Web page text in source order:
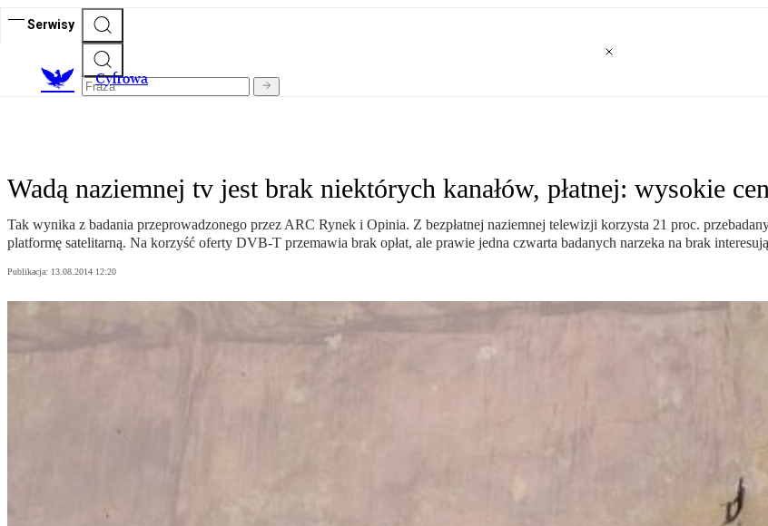
Serwisy
Cyfrowa
Wadą naziemnej tv jest brak niektórych kanałów, płatnej: wysokie
Tak wynika z badania przeprowadzonego przez ARC Rynek i Opinia. Z bezpłatnej naziemnej telewizji korzysta 21 proc.
platformę satelitarną. Na korzyść oferty DVB-T przemawia brak opłat, ale prawie jedna czwarta badanych narzeka na brak
Publikacja: 13.08.2014 12:20